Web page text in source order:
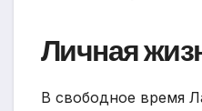
Личная
В свободное время